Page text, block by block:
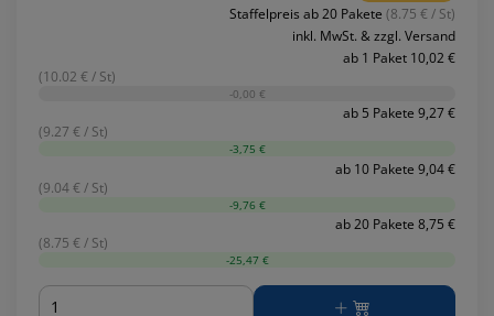
Staffelpreis ab 20 Pakete (8.75 € / St)
inkl. MwSt. & zzgl. Versand
ab 1 Paket 10,02 €
(10.02 € / St)
-0,00 €
ab 5 Pakete 9,27 €
(9.27 € / St)
-3,75 €
ab 10 Pakete 9,04 €
(9.04 € / St)
-9,76 €
ab 20 Pakete 8,75 €
(8.75 € / St)
-25,47 €
Menge